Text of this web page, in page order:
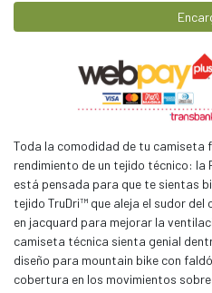
Toda la comodidad de tu camiseta
rendimiento de un tejido técnico: la
está pensada para que te sientas
tejido TruDri™ que aleja el sudor
en jacquard para mejorar la
camiseta técnica sienta genial
diseño para mountain bike con
cobertura en los movimientos